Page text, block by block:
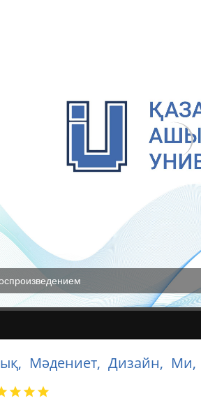
Мәдениет, Дизайн, Ми,